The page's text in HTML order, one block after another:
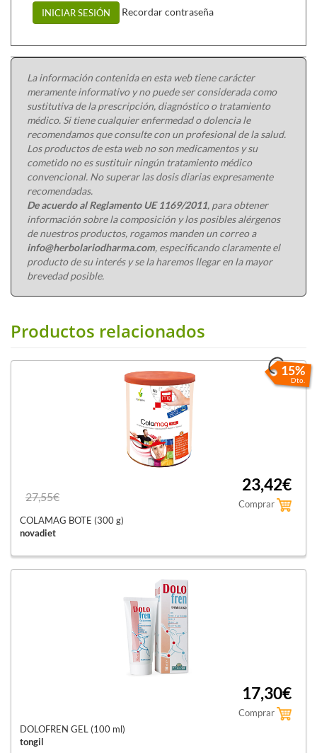
INICIAR SESIÓN Recordar contraseña
La información contenida en esta web tiene carácter
meramente informativo y no puede ser considerada como
sustitutiva de la prescripción, diagnóstico o tratamiento
médico. Si tiene cualquier enfermedad o dolencia le
recomendamos que consulte con un profesional de la salud.
Los productos de esta web no son medicamentos y su
cometido no es sustituir ningún tratamiento médico
convencional. No superar las dosis diarias expresamente
recomendadas.
De acuerdo al Reglamento UE 1169/2011, para obtener
información sobre la composición y los posibles alérgenos
de nuestros productos, rogamos manden un correo a
info@herbolariodharma.com, especificando claramente el
producto de su interés y se la haremos llegar en la mayor
brevedad posible.
Productos relacionados
15%
Dto.
27,55€
23,42€
Comprar
COLAMAG BOTE (300 g)
novadiet
17,30€
Comprar
DOLOFREN GEL (100 ml)
tongil